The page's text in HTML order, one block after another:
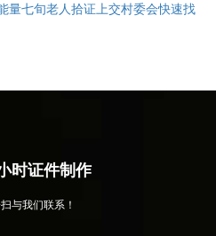
量七旬老人拾证上交村委会快速找
时证件制作
与我们联系！